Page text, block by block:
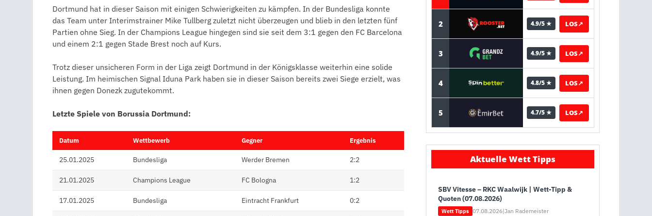
Dortmund hat in dieser Saison mit einigen Schwierigkeiten zu kämpfen. In der Bundesliga konnte
das Team unter Interimstrainer Mike Tullberg zuletzt nicht überzeugen und blieb in den letzten fünf
Partien ohne Sieg. In der Champions League hingegen sind sie seit dem 3:1 gegen den FC Barcelona
und einem 2:1 gegen Stade Brest noch auf Kurs.
Trotz dieser unsicheren Form in der Liga zeigt Dortmund in der Königsklasse weiterhin eine solide
Leistung. Im heimischen Signal Iduna Park haben sie in dieser Saison bereits zwei Siege erzielt, was
ihnen gegen Donezk zugutekommt.
Letzte Spiele von Borussia Dortmund:
Datum Wettbewerb Gegner Ergebnis
25.01.2025 Bundesliga Werder Bremen 2:2
21.01.2025 Champions League FC Bologna 1:2
17.01.2025 Bundesliga Eintracht Frankfurt 0:2
2 4.9/5 ★ LOS↗
3 4.9/5 ★ LOS↗
4 4.8/5 ★ LOS↗
5 4.7/5 ★ LOS↗
Aktuelle Wett Tipps
SBV Vitesse – RKC Waalwijk | Wett-Tipp &
Quoten (07.08.2026)
Wett Tipps 07.08.2026|Jan Rademeister